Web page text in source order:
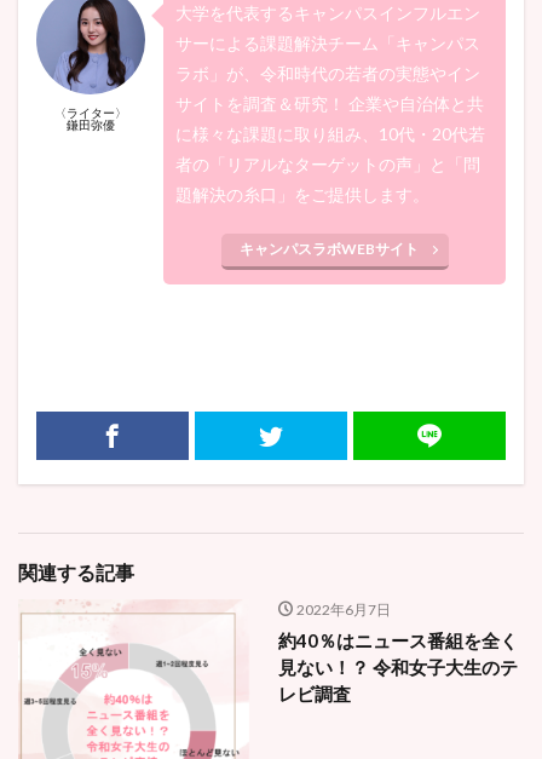
〈ライター〉
鎌田弥優
大学を代表するキャンパスインフルエン
サーによる課題解決チーム「キャンパス
ラボ」が、令和時代の若者の実態やイン
サイトを調査＆研究！ 企業や自治体と共
に様々な課題に取り組み、10代・20代若
者の「リアルなターゲットの声」と「問
題解決の糸口」をご提供します。
キャンパスラボWEBサイト
関連する記事
2022年6月7日
約40％はニュース番組を全く
見ない！？ 令和女子大生のテ
レビ調査